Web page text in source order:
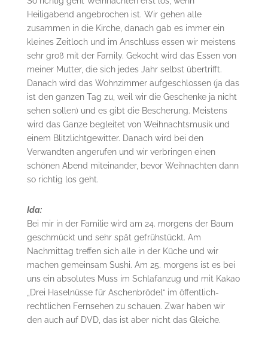
Heiligabend angebrochen ist. Wir gehen alle
zusammen in die Kirche, danach gab es immer ein
kleines Zeitloch und im Anschluss essen wir meistens
sehr groß mit der Family. Gekocht wird das Essen von
meiner Mutter, die sich jedes Jahr selbst übertrifft.
Danach wird das Wohnzimmer aufgeschlossen (ja das
ist den ganzen Tag zu, weil wir die Geschenke ja nicht
sehen sollen) und es gibt die Bescherung. Meistens
wird das Ganze begleitet von Weihnachtsmusik und
einem Blitzlichtgewitter. Danach wird bei den
Verwandten angerufen und wir verbringen einen
schönen Abend miteinander, bevor Weihnachten dann
so richtig los geht.
Ida:
Bei mir in der Familie wird am 24. morgens der Baum
geschmückt und sehr spät gefrühstückt. Am
Nachmittag treffen sich alle in der Küche und wir
machen gemeinsam Sushi. Am 25. morgens ist es bei
uns ein absolutes Muss im Schlafanzug und mit Kakao
„Drei Haselnüsse für Aschenbrödel“ im öffentlich-
rechtlichen Fernsehen zu schauen. Zwar haben wir
den auch auf DVD, das ist aber nicht das Gleiche.